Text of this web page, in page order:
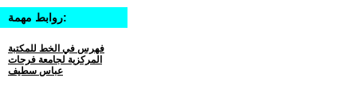
روابط مهمة:
فهرس في الخط للمكتبة
المركزية لجامعة فرحات
عباس سطيف